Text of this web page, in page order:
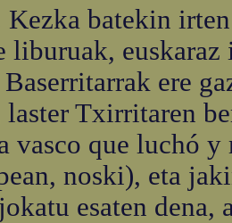
Kezka batekin
liburuak,
ere
laster Txirritaren
vasco que luchó
noski), eta
esaten dena,